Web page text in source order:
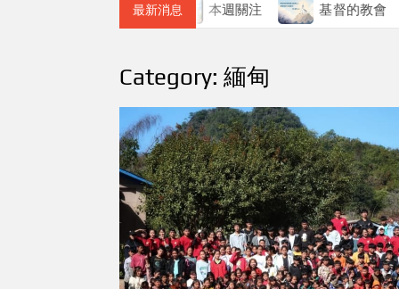
最新消息本週關注 基督的教會
Category:緬甸